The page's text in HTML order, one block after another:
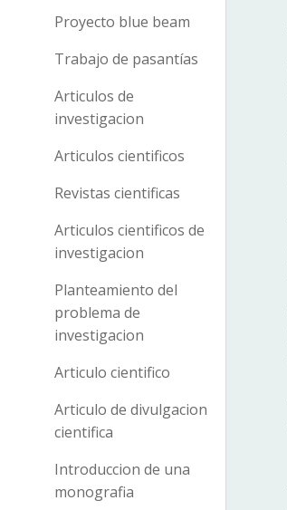
Proyecto blue beam
Trabajo de pasantías
Articulos de
investigacion
Articulos cientificos
Revistas cientificas
Articulos cientificos de
investigacion
Planteamiento del
problema de
investigacion
Articulo cientifico
Articulo de divulgacion
cientifica
Introduccion de una
monografia